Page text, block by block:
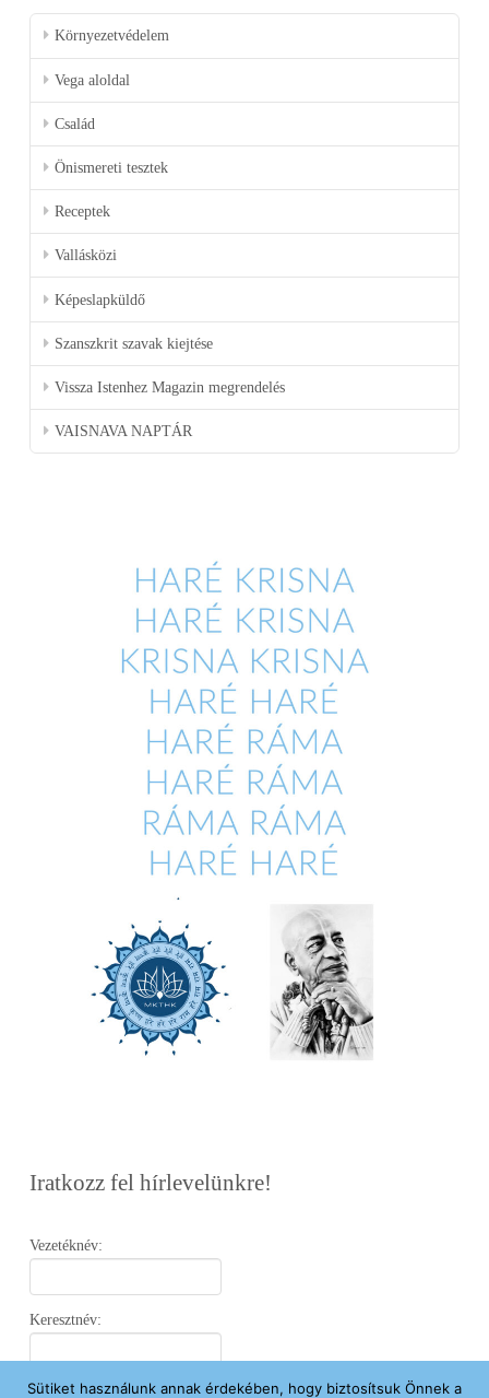
Környezetvédelem
Vega aloldal
Család
Önismereti tesztek
Receptek
Vallásközi
Képeslapküldő
Szanszkrit szavak kiejtése
Vissza Istenhez Magazin megrendelés
VAISNAVA NAPTÁR
Iratkozz fel hírlevelünkre!
Vezetéknév:
Keresztnév:
Sütiket használunk annak érdekében, hogy biztosítsuk Önnek a